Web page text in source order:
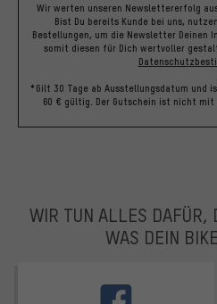
Wir werten unseren Newslettererfolg
Bist Du bereits Kunde bei uns,
Bestellungen, um die Newsletter Deinen
somit diesen für Dich wertvoller
*Gilt 30 Tage ab Ausstellungsdatum und
60 € gültig. Der Gutschein ist nicht
WIR TUN ALLES DAFÜR,
WAS DEIN